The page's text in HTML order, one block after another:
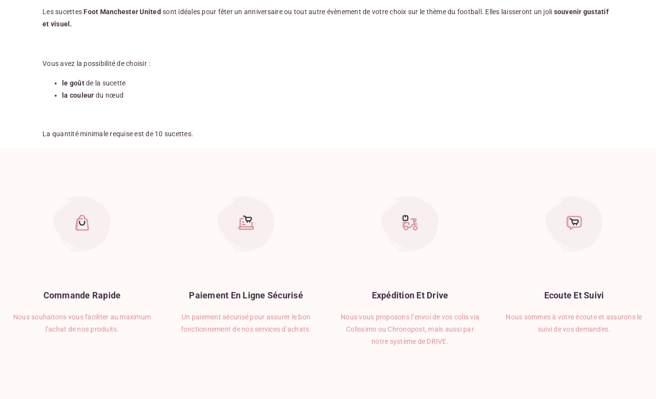
Les sucettes Foot Manchester United sont idéales pour fêter un anniversaire ou tout autre évènement de votre choix sur le thème du football. Elles laisseront un joli souvenir gustatif
et visuel.
Vous avez la possibilité de choisir :
le goûtde la sucette
la couleur du nœud
La quantité minimale requise est de 10 sucettes.
Commande Rapide
Nous souhaitons vous faciliter au maximum
l’achat de nos produits.
Paiement En Ligne Sécurisé
Un paiement sécurisé pour assurer le bon
fonctionnement de nos services d’achats.
Expédition Et Drive
Nous vous proposons l’envoi de vos colis via
Colissimo ou Chronopost, mais aussi par
notre système de DRIVE.
Ecoute Et Suivi
Nous sommes à votre écoute et assurons le
suivi de vos demandes.